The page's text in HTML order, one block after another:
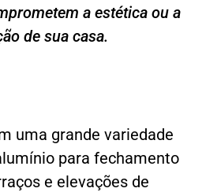
a estética ou a
de sua casa.
uma grande variedade
para fechamento
e elevações de